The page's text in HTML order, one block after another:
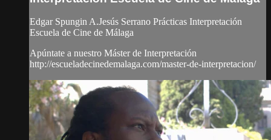
Edgar Spungin A.Jesús Serrano Prácticas Interpretación
Escuela de Cine de Málaga
Apúntate a nuestro Máster de Interpretación
http://escueladecinedemalaga.com/master-de-interpretacion/